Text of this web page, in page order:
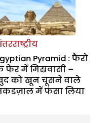
Pyramid : फैरो
फेर में मिस्रवासी –
को खून चूसने वाले
में फंसा लिया